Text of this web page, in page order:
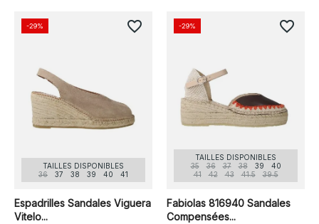
TAILLES DISPONIBLES
36
37 38 39 40 41
Espadrilles Sandales Viguera
Vitelo...
-29% favorite_border
TAILLES DISPONIBLES
35
36 37 38 39
40
41
42 43 41.5 39.5
Fabiolas 816940 Sandales
Compensées...
-29% favorite_border